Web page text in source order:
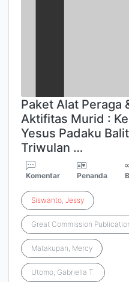
Paket Alat Peraga
Aktifitas Murid :
Yesus Padaku
Triwulan …
Komentar Penanda
Siswanto, Jessy
Great Commission
Matakupan, Mercy
Utomo, Gabriella T.